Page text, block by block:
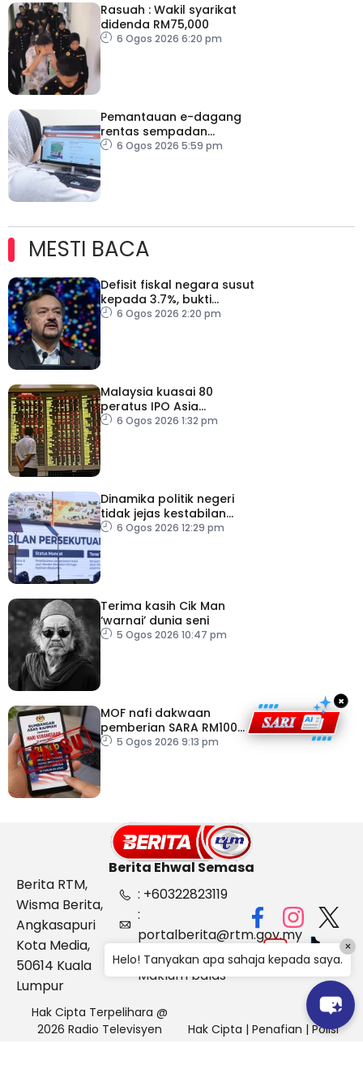
Rasuah : Wakil syarikat
didenda RM75,000
6 Ogos 2026 6:20 pm
Pemantauan e-dagang
rentas sempadan
diperketat, pastikan
6 Ogos 2026 5:59 pm
MESTI BACA
Defisit fiskal negara susut
kepada 3.7%, bukti
keyakinan pelabur masih
6 Ogos 2026 2:20 pm
Malaysia kuasai 80
peratus IPO Asia
Tenggara, kumpul AS$1.4
6 Ogos 2026 1:32 pm
Dinamika politik negeri
tidak jejas kestabilan
Kerajaan Perpaduan
6 Ogos 2026 12:29 pm
Terima kasih Cik Man
‘warnai’ dunia seni
5 Ogos 2026 10:47 pm
MOF nafi dakwaan
pemberian SARA RM100
sempena Hari
5 Ogos 2026 9:13 pm
×
Berita Ehwal Semasa
Berita RTM,
Wisma Berita,
Angkasapuri
Kota Media,
50614 Kuala
Lumpur
: +60322823119
:
portalberita@rtm.gov.my
: Aduan &
Maklum balas
Hak Cipta Terpelihara @
2026 Radio Televisyen
Hak Cipta | Penafian | Polisi
Helo! Tanyakan apa sahaja kepada saya.
×